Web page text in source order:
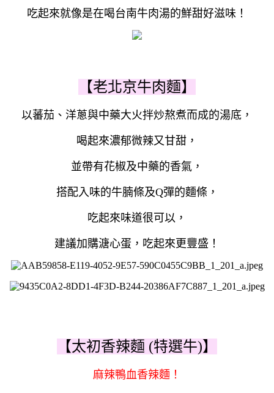
吃起來就像是在喝台南牛肉湯的鮮甜好滋味！
【老北京牛肉麵】
以蕃茄、洋蔥與中藥大火拌炒熬煮而成的湯底，
喝起來濃郁微辣又甘甜，
並帶有花椒及中藥的香氣，
搭配入味的牛腩條及Q彈的麵條，
吃起來味道很可以，
建議加購溏心蛋，吃起來更豐盛！
【太初香辣麵 (特選牛)】
麻辣鴨血香辣麵！